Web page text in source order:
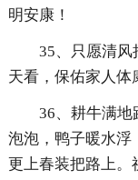
明安康！
35、只愿清风
天看，保佑家人体
36、耕牛满地
泡泡，鸭子暖水浮
更上春装把路上。